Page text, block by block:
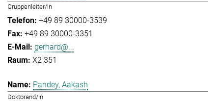
Gruppenleiter/in
+49 89 30000-3539
+49 89 30000-3351
gerhard@...
X2 351
Pandey, Aakash
Doktorand/in